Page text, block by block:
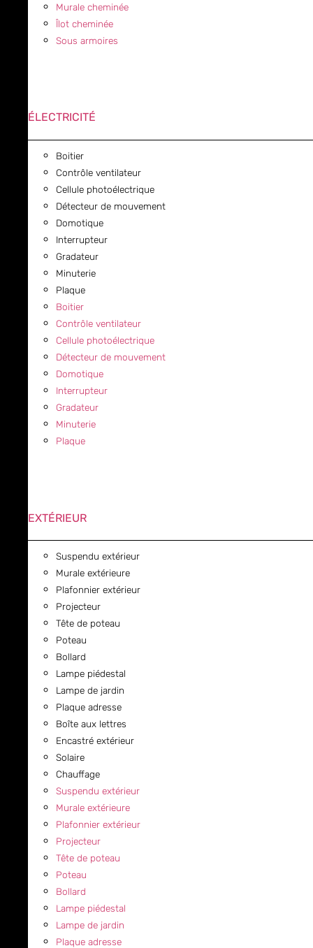
Murale cheminée
Îlot cheminée
Sous armoires
ÉLECTRICITÉ
Boitier
Contrôle ventilateur
Cellule photoélectrique
Détecteur de mouvement
Domotique
Interrupteur
Gradateur
Minuterie
Plaque
Boitier
Contrôle ventilateur
Cellule photoélectrique
Détecteur de mouvement
Domotique
Interrupteur
Gradateur
Minuterie
Plaque
EXTÉRIEUR
Suspendu extérieur
Murale extérieure
Plafonnier extérieur
Projecteur
Tête de poteau
Poteau
Bollard
Lampe piédestal
Lampe de jardin
Plaque adresse
Boîte aux lettres
Encastré extérieur
Solaire
Chauffage
Suspendu extérieur
Murale extérieure
Plafonnier extérieur
Projecteur
Tête de poteau
Poteau
Bollard
Lampe piédestal
Lampe de jardin
Plaque adresse